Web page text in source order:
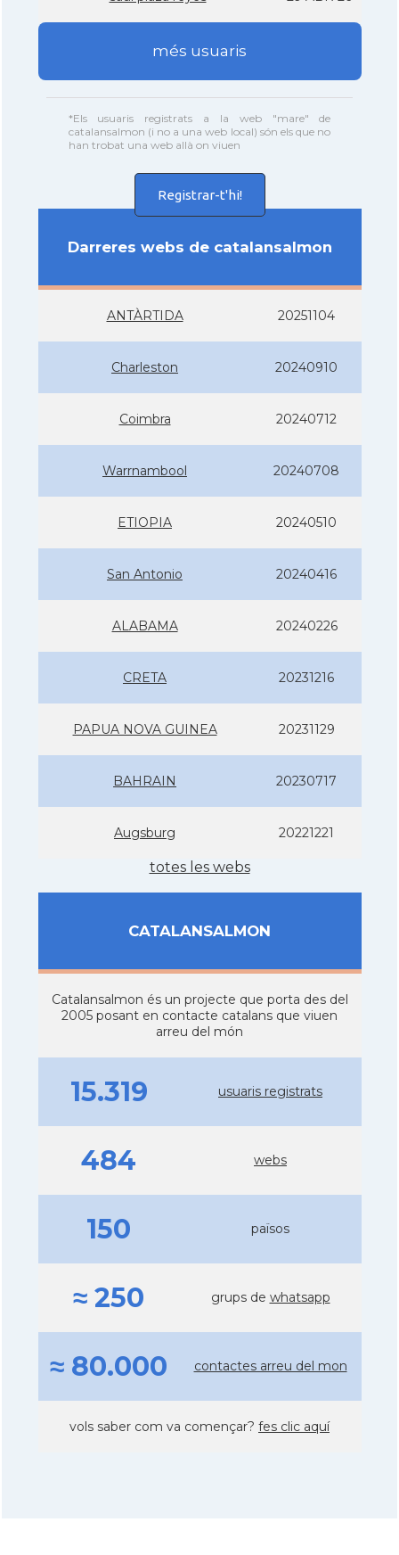
més usuaris
*Els usuaris registrats a la web "mare" de
catalansalmon (i no a una web local) són els que no
han trobat una web allà on viuen
Registrar-t'hi!
Darreres webs de catalansalmon
ANTÀRTIDA 20251104
Charleston 20240910
Coimbra 20240712
Warrnambool 20240708
ETIOPIA 20240510
San Antonio 20240416
ALABAMA 20240226
CRETA 20231216
PAPUA NOVA GUINEA 20231129
BAHRAIN 20230717
Augsburg 20221221
totes les webs
CATALANSALMON
Catalansalmon és un projecte que porta des del
2005 posant en contacte catalans que viuen
arreu del món
15.319 usuaris registrats
484 webs
150 països
≈ 250 grups de whatsapp
≈ 80.000 contactes arreu del mon
vols saber com va començar? fes clic aquí